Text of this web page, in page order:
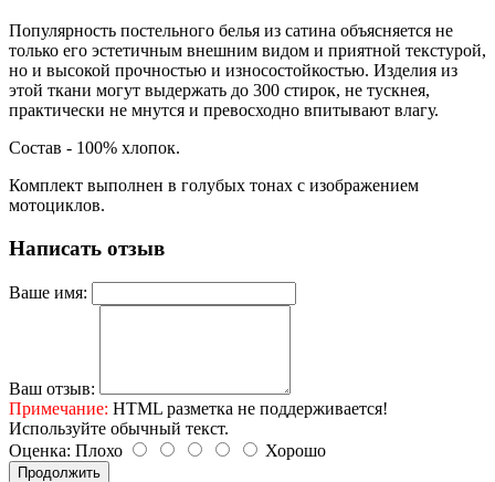
Популярность постельного белья из сатина объясняется не
только его эстетичным внешним видом и приятной текстурой,
но и высокой прочностью и износостойкостью. Изделия из
этой ткани могут выдержать до 300 стирок, не тускнея,
практически не мнутся и превосходно впитывают влагу.
Состав - 100% хлопок.
Комплект выполнен в голубых тонах с изображением
мотоциклов.
Написать отзыв
Ваше имя:
Ваш отзыв:
Примечание: HTML разметка не поддерживается!
Используйте обычный текст.
Оценка: Плохо Хорошо
Продолжить